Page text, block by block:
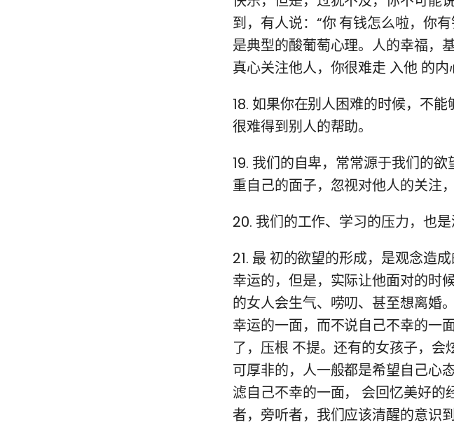
到，有人说：“你 有钱怎么啦，你
是典型的酸葡萄心理。人的幸福，
真心关注他人，你很难走 入他 的内
18. 如果你在别人困难的时候，不
很难得到别人的帮助。
19. 我们的自卑，常常源于我们的
重自己的面子，忽视对他人的关注
20. 我们的工作、学习的压力，也是
21. 最 初的欲望的形成，是观念造
幸运的，但是，实际让他面对的时
的女人会生气、唠叨、甚至想离婚
幸运的一面，而不说自己不幸的一
了，压根 不提。还有的女孩子，
可厚非的，人一般都是希望自己心
滤自己不幸的一面， 会回忆美好
者，旁听者，我们应该清醒的意识到